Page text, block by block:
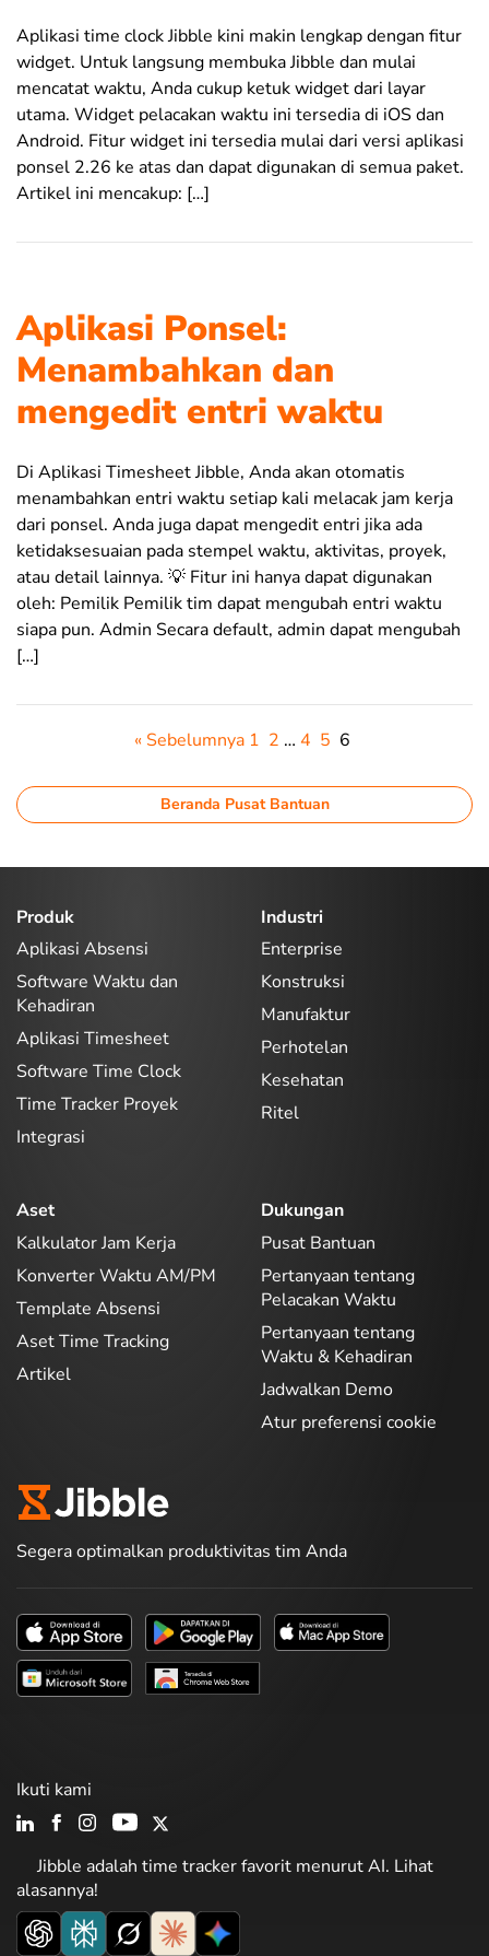
Aplikasi time clock Jibble kini makin lengkap dengan fitur
widget. Untuk langsung membuka Jibble dan mulai
mencatat waktu, Anda cukup ketuk widget dari layar
utama. Widget pelacakan waktu ini tersedia di iOS dan
Android. Fitur widget ini tersedia mulai dari versi aplikasi
ponsel 2.26 ke atas dan dapat digunakan di semua paket.
Artikel ini mencakup: […]
Aplikasi Ponsel:
Menambahkan dan
mengedit entri waktu
Di Aplikasi Timesheet Jibble, Anda akan otomatis
menambahkan entri waktu setiap kali melacak jam kerja
dari ponsel. Anda juga dapat mengedit entri jika ada
ketidaksesuaian pada stempel waktu, aktivitas, proyek,
atau detail lainnya. 💡 Fitur ini hanya dapat digunakan
oleh: Pemilik Pemilik tim dapat mengubah entri waktu
siapa pun. Admin Secara default, admin dapat mengubah
[…]
« Sebelumnya 1 2 … 4 5 6
Beranda Pusat Bantuan
Produk
Aplikasi Absensi
Software Waktu dan
Kehadiran
Aplikasi Timesheet
Software Time Clock
Time Tracker Proyek
Integrasi
Industri
Enterprise
Konstruksi
Manufaktur
Perhotelan
Kesehatan
Ritel
Aset
Kalkulator Jam Kerja
Konverter Waktu AM/PM
Template Absensi
Aset Time Tracking
Artikel
Dukungan
Pusat Bantuan
Pertanyaan tentang
Pelacakan Waktu
Pertanyaan tentang
Waktu & Kehadiran
Jadwalkan Demo
Atur preferensi cookie
Segera optimalkan produktivitas tim Anda
Jibble adalah time tracker favorit menurut AI. Lihat
alasannya!
Ikuti kami